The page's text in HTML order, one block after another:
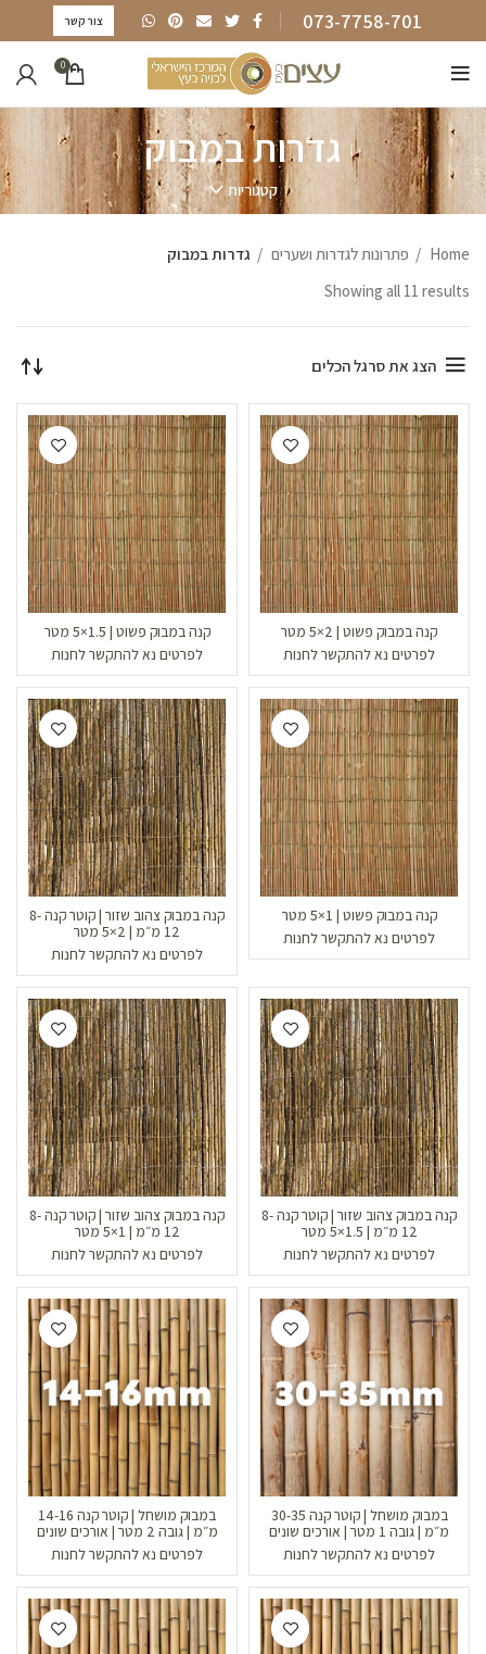
073-7758-701 צור קשר
0
גדרות במבוק
קטגוריות
Home פתרונות לגדרות ושערים
גדרות במבוק
Showing all 11 results
הצג את סרגל הכלים
קנה במבוק פשוט | 2×5 מטר
לפרטים נא להתקשר לחנות
קנה במבוק פשוט | 1.5×5 מטר
לפרטים נא להתקשר לחנות
קנה במבוק פשוט | 1×5 מטר
לפרטים נא להתקשר לחנות
קנה במבוק צהוב שזור | קוטר קנה 8-
12 מ״מ | 2×5 מטר
לפרטים נא להתקשר לחנות
קנה במבוק צהוב שזור | קוטר קנה 8-
12 מ״מ | 1.5×5 מטר
לפרטים נא להתקשר לחנות
קנה במבוק צהוב שזור | קוטר קנה 8-
12 מ״מ | 1×5 מטר
לפרטים נא להתקשר לחנות
במבוק מושחל | קוטר קנה 30-35
מ״מ | גובה 1 מטר | אורכים שונים
לפרטים נא להתקשר לחנות
במבוק מושחל | קוטר קנה 14-16
מ״מ | גובה 2 מטר | אורכים שונים
לפרטים נא להתקשר לחנות